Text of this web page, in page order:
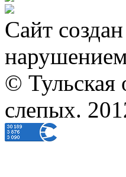
Сайт
© Тульская
слепых.